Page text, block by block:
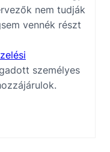
nem tudják
vennék részt
személyes